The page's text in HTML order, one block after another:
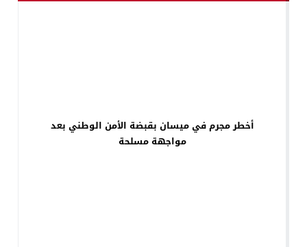
أخطر مجرم في ميسان بقبضة الأمن الوطني بعد
مواجهة مسلحة